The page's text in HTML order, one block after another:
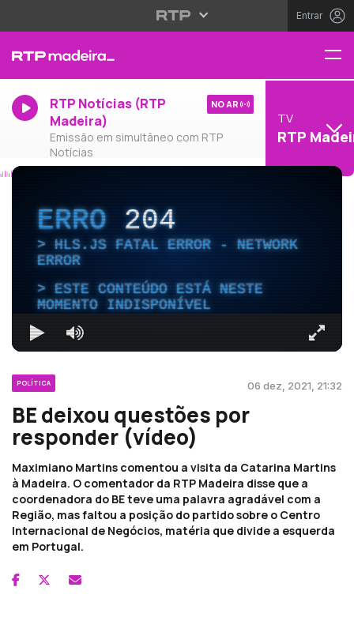
Entrar
RTP Notícias (RTP
Madeira)
Emissão em simultâneo com RTP
Notícias
NO AR
TV
RTP
ERRO204
HLS.JS FATAL ERROR - NETWORK
ERROR
ESTE CONTEÚDO ESTÁ NESTE
MOMENTO INDISPONÍVEL
POLÍTICA 06 dez, 2021, 21:32
BE deixou questões por
responder (vídeo)
Maximiano Martins comentou a visita da Catarina Martins
à Madeira. O comentador da RTP Madeira disse que a
coordenadora do BE teve uma palavra agradável com a
Região, mas faltou a posição do partido sobre o Centro
Internacional de Negócios, matéria que divide a esquerda
em Portugal.